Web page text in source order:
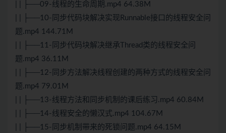
| | ├──09-线程的生命周期.mp4 64.38M
| | ├──10-同步代码块解决实现Runnable接口的线程安全问
题.mp4 144.71M
| | ├──11-同步代码块解决继承Thread类的线程安全问
题.mp4 36.11M
| | ├──12-同步方法解决线程创建的两种方式的线程安全问
题.mp4 79.01M
| | ├──13-线程方法和同步机制的课后练习.mp4 60.84M
| | ├──14-线程安全的懒汉式.mp4 104.67M
| | ├──15-同步机制带来的死锁问题.mp4 64.15M